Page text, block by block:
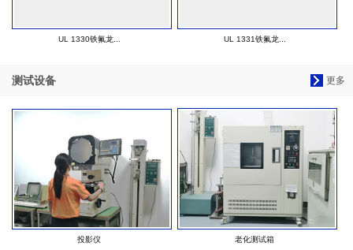
UL 1330铁氟龙... UL 1331铁氟龙...
更多
测试设备
投影仪 老化测试箱